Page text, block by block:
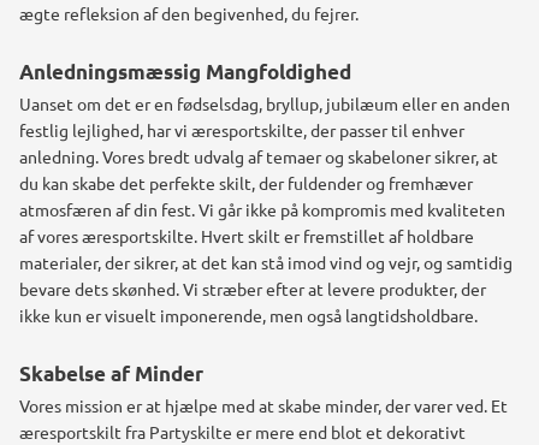
ægte refleksion af den begivenhed, du fejrer.
Anledningsmæssig Mangfoldighed
Uanset om det er en fødselsdag, bryllup, jubilæum eller en anden
festlig lejlighed, har vi æresportskilte, der passer til enhver
anledning. Vores bredt udvalg af temaer og skabeloner sikrer, at
du kan skabe det perfekte skilt, der fuldender og fremhæver
atmosfæren af din fest.Vi går ikke på kompromis med kvaliteten
af vores æresportskilte. Hvert skilt er fremstillet af holdbare
materialer, der sikrer, at det kan stå imod vind og vejr, og samtidig
bevare dets skønhed. Vi stræber efter at levere produkter, der
ikke kun er visuelt imponerende, men også langtidsholdbare.
Skabelse af Minder
Vores mission er at hjælpe med at skabe minder, der varer ved. Et
æresportskilt fra Partyskilte er mere end blot et dekorativt